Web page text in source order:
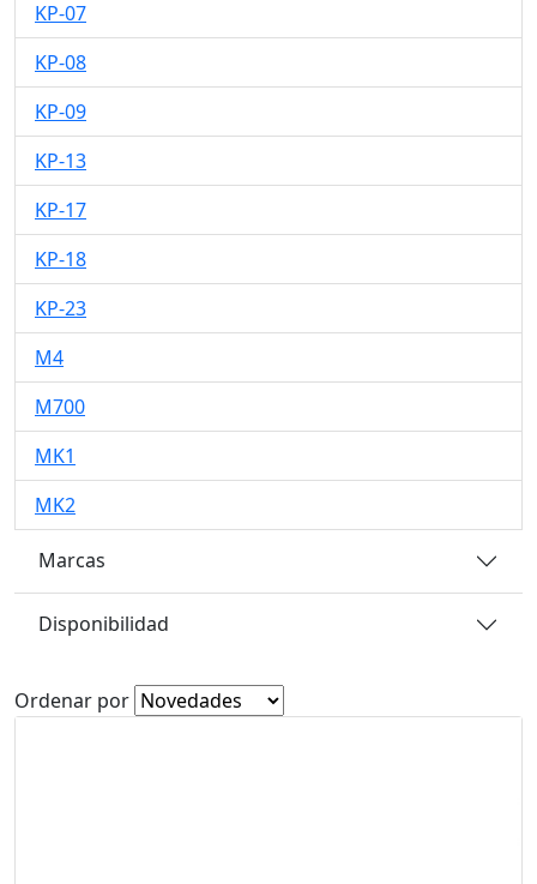
KP-07
KP-08
KP-09
KP-13
KP-17
KP-18
KP-23
M4
M700
MK1
MK2
Marcas
Disponibilidad
Ordenar por